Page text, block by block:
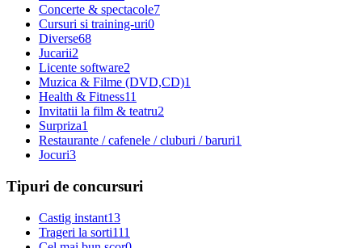
Concerte & spectacole7
Cursuri si training-uri0
Diverse68
Jucarii2
Licente software2
Muzica & Filme (DVD,CD)1
Health & Fitness11
Invitatii la film & teatru2
Surpriza1
Restaurante / cafenele / cluburi / baruri1
Jocuri3
Tipuri de concursuri
Castig instant13
Trageri la sorti111